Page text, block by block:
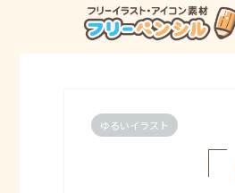
ゆるいイラスト